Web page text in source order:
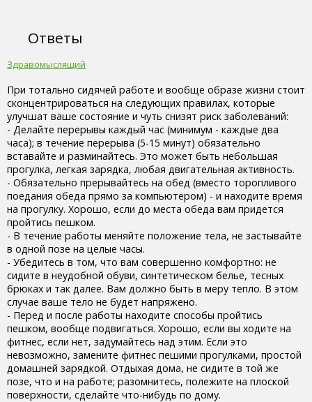
Ответы
Здравомыслящий
При тотально сидячей работе и вообще образе жизни стоит
сконцентрироваться на следующих правилах, которые
улучшат ваше состояние и чуть снизят риск заболеваний:
- Делайте перерывы каждый час (минимум - каждые два
часа); в течение перерыва (5-15 минут) обязательно
вставайте и разминайтесь. Это может быть небольшая
прогулка, легкая зарядка, любая двигательная активность.
- Обязательно прерывайтесь на обед (вместо торопливого
поедания обеда прямо за компьютером) - и находите время
на прогулку. Хорошо, если до места обеда вам придется
пройтись пешком.
- В течение работы меняйте положение тела, не застывайте
в одной позе на целые часы.
- Убедитесь в том, что вам совершенно комфортно: не
сидите в неудобной обуви, синтетическом белье, тесных
брюках и так далее. Вам должно быть в меру тепло. В этом
случае ваше тело не будет напряжено.
- Перед и после работы находите способы пройтись
пешком, вообще подвигаться. Хорошо, если вы ходите на
фитнес, если нет, задумайтесь над этим. Если это
невозможно, замените фитнес пешими прогулками, простой
домашней зарядкой. Отдыхая дома, не сидите в той же
позе, что и на работе; разомнитесь, полежите на плоской
поверхности, сделайте что-нибудь по дому.